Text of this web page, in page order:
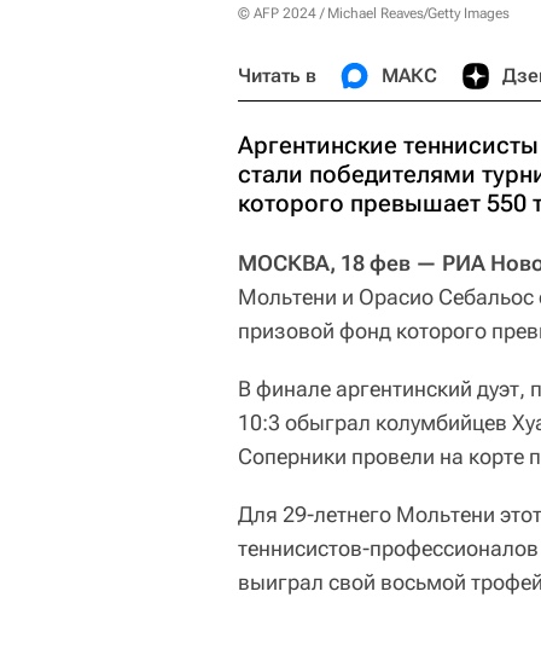
© AFP 2024 / Michael Reaves/Getty Images
Читать в МАКС
Аргентинские
стали победителями
которого превышает 550
МОСКВА, 18 фев — РИА
Мольтени и Орасио
призовой фонд которого
В финале аргентинский
10:3 обыграл колумбийцев
Соперники провели на корте
Для 29-летнего Мольтени
теннисистов-
выиграл свой восьмой